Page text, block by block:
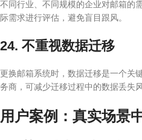
不同行业、不同规模的企业对邮箱的
际需求进行评估，避免盲目跟风。
24. 不重视数据迁移
更换邮箱系统时，数据迁移是一个关
务商，可减少迁移过程中的数据丢失风
用户案例：真实场景